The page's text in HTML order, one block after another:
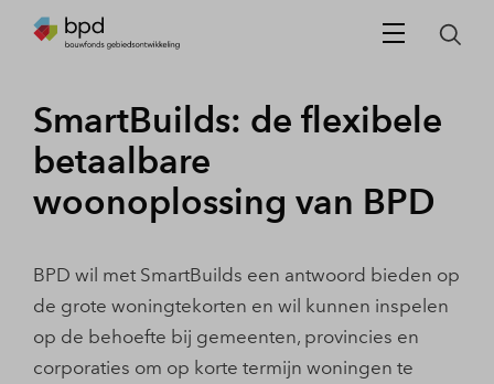
SmartBuilds: de flexibele
betaalbare
woonoplossing van BPD
BPD wil met SmartBuilds een antwoord bieden op
de grote woningtekorten en wil kunnen inspelen
op de behoefte bij gemeenten, provincies en
corporaties om op korte termijn woningen te